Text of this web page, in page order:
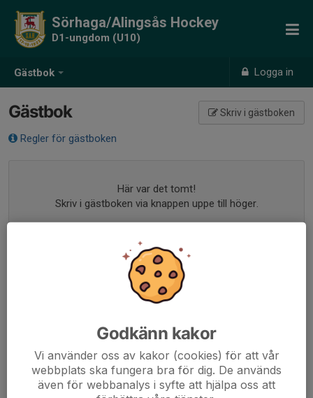
Gästbok Logga in
Sörhaga/Alingsås Hockey
D1-ungdom (U10)
Gästbok Skriv i gästboken
Regler för gästboken
Här var det tomt!
Skriv i gästboken via knappen uppe till höger.
Godkänn kakor
Vi använder oss av kakor (cookies) för att vår
webbplats ska fungera bra för dig. De används
även för webbanalys i syfte att hjälpa oss att